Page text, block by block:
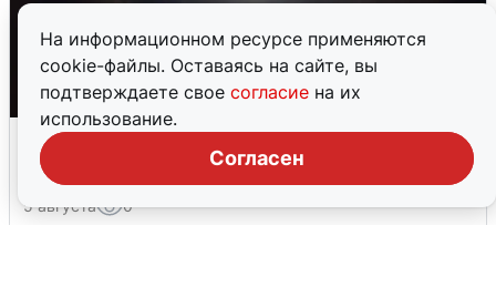
На информационном ресурсе применяются
cookie-файлы. Оставаясь на сайте, вы
подтверждаете свое согласие на их
использование.
Согласен
Взрывы в Воронеже после сигнала
тревоги
5 августа 0